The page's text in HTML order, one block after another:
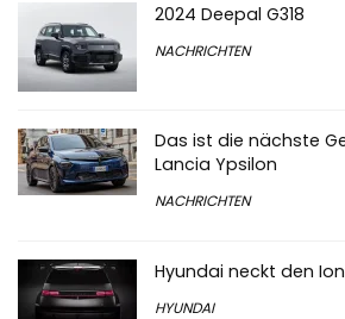
2024 Deepal G318
NACHRICHTEN
Das ist die nächste
Lancia Ypsilon
NACHRICHTEN
Hyundai neckt den
HYUNDAI